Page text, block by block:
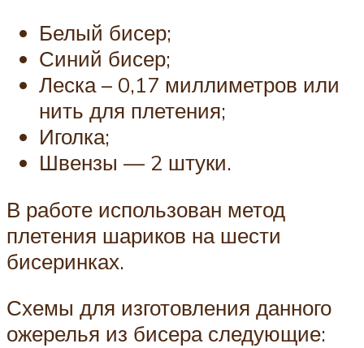
Белый бисер;
Синий бисер;
Леска – 0,17 миллиметров или
нить для плетения;
Иголка;
Швензы — 2 штуки.
В работе использован метод
плетения шариков на шести
бисеринках.
Схемы для изготовления данного
ожерелья из бисера следующие: